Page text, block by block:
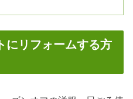
にリフォームする方